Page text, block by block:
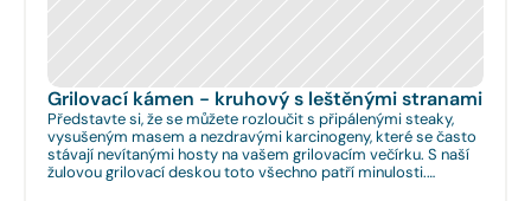
Grilovací kámen - kruhový s leštěnými stranami
Představte si, že se můžete rozloučit s připálenými steaky,
vysušeným masem a nezdravými karcinogeny, které se často
stávají nevítanými hosty na vašem grilovacím večírku. S naší
žulovou grilovací deskou toto všechno patří minulosti.